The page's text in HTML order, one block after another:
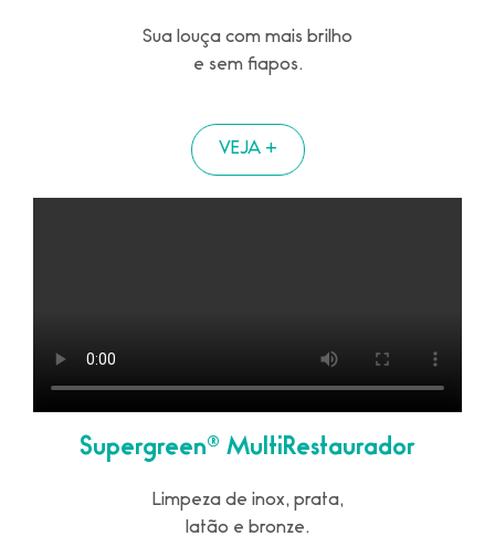
Sua louça com mais brilho
e sem fiapos.
VEJA +
Supergreen® MultiRestaurador
Limpeza de inox, prata,
latão e bronze.